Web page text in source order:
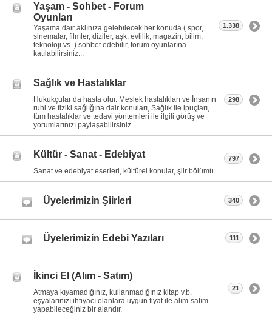
Yaşam - Sohbet - Forum
Oyunları
Yaşama dair aklınıza gelebilecek her konuda ( spor,
sinemalar, filmler, diziler, aşk, evlilik, magazin, bilim,
teknoloji vs. ) sohbet edebilir, forum oyunlarına
katılabilirsiniz...
1.338
Sağlık ve Hastalıklar
Hukukçular da hasta olur. Meslek hastalıkları ve İnsanın
ruhi ve fiziki sağlığına dair konuları, Sağlık ile ipuçları,
tüm hastalıklar ve tedavi yöntemleri ile ilgili görüş ve
yorumlarınızı paylaşabilirsiniz
298
Kültür - Sanat - Edebiyat
Sanat ve edebiyat eserleri, kültürel konular, şiir bölümü.
797
Üyelerimizin Şiirleri 340
Üyelerimizin Edebi Yazıları 111
İkinci El (Alım - Satım)
Atmaya kıyamadığınız, kullanmadığınız kitap v.b.
eşyalarınızı ihtiyacı olanlara uygun fiyat ile alım-satım
yapabileceğiniz bir alandır.
21